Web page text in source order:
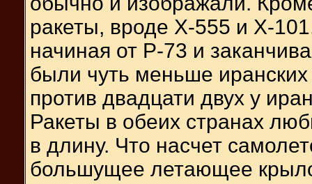
ракеты, вроде Х-555 и Х-
начиная от Р-73 и
были чуть меньше
против двадцати двух у
Ракеты в обеих странах
в длину. Что насчет
большущее летающее